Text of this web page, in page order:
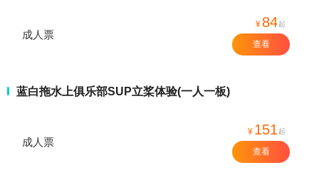
成人票
¥ 84起
查看
蓝白拖水上俱乐部SUP立桨体验(一人一板)
成人票
¥ 151 起
查看